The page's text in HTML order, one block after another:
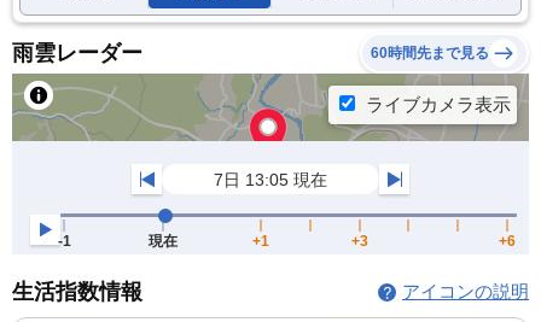
雨雲レーダー 60時間先まで見る
生活指数情報 アイコンの説明